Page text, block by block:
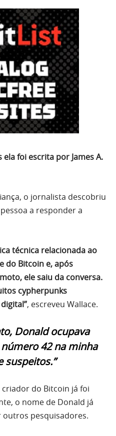
ela foi escrita por James A.
o jornalista descobriu
a responder a
técnica relacionada ao
do Bitcoin e, após
ele saiu da conversa.
cypherpunks
, escreveu Wallace.
Donald ocupava
42 na minha
suspeitos.”
do Bitcoin já foi
o nome de Donald já
pesquisadores.